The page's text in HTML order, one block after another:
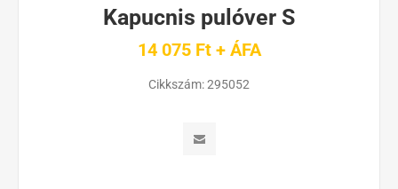
Kapucnis pulóver S
14 075 Ft + ÁFA
Cikkszám:295052